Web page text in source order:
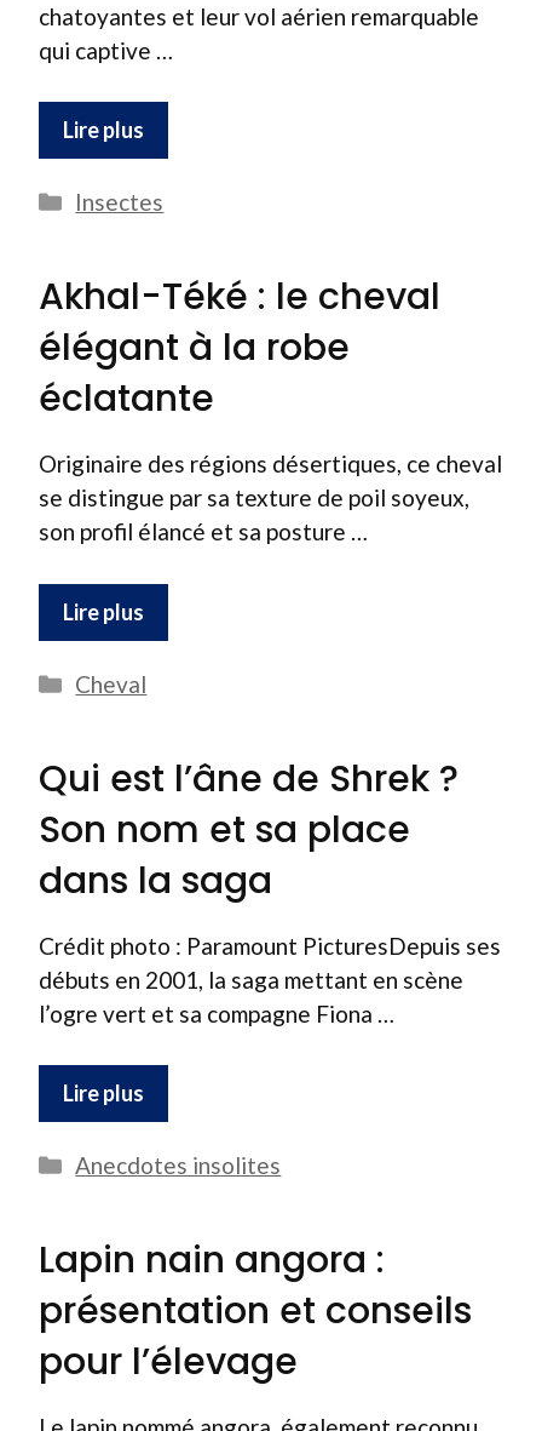
chatoyantes et leur vol aérien remarquable
qui captive …
Lire plus
Catégories
Insectes
Akhal-Téké : le cheval
élégant à la robe
éclatante
Originaire des régions désertiques, ce cheval
se distingue par sa texture de poil soyeux,
son profil élancé et sa posture …
Lire plus
Catégories
Cheval
Qui est l’âne de Shrek ?
Son nom et sa place
dans la saga
Crédit photo : Paramount PicturesDepuis ses
débuts en 2001, la saga mettant en scène
l’ogre vert et sa compagne Fiona …
Lire plus
Catégories
Anecdotes insolites
Lapin nain angora :
présentation et conseils
pour l’élevage